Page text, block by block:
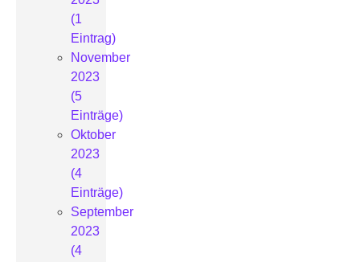
(1
Eintrag)
November
2023
(5
Einträge)
Oktober
2023
(4
Einträge)
September
2023
(4